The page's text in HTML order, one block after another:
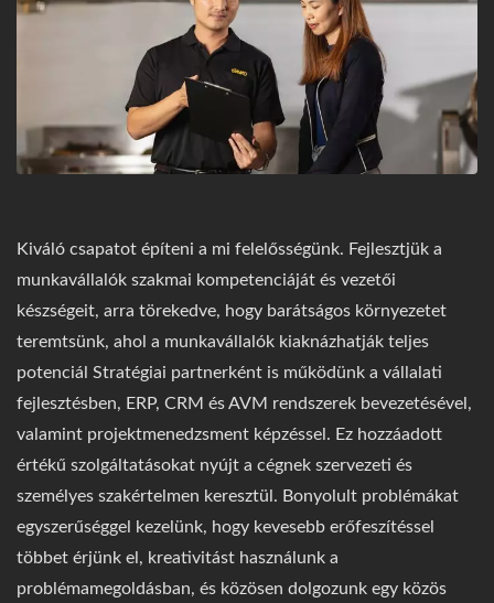
Kiváló csapatot építeni a mi felelősségünk. Fejlesztjük a
munkavállalók szakmai kompetenciáját és vezetői
készségeit, arra törekedve, hogy barátságos környezetet
teremtsünk, ahol a munkavállalók kiaknázhatják teljes
potenciál Stratégiai partnerként is működünk a vállalati
fejlesztésben, ERP, CRM és AVM rendszerek bevezetésével,
valamint projektmenedzsment képzéssel. Ez hozzáadott
értékű szolgáltatásokat nyújt a cégnek szervezeti és
személyes szakértelmen keresztül. Bonyolult problémákat
egyszerűséggel kezelünk, hogy kevesebb erőfeszítéssel
többet érjünk el, kreativitást használunk a
problémamegoldásban, és közösen dolgozunk egy közös